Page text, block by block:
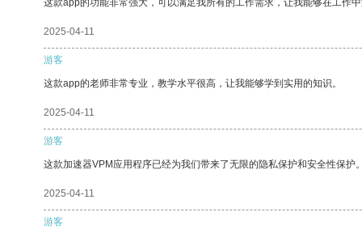
这款app的功能非常强大，可以满足我所有的工作需求，让我能够在工作中
2025-04-11
游客
这款app的老师非常专业，教学水平很高，让我能够学到实用的知识。
2025-04-11
游客
这款加速器VPM应用程序已经为我们带来了无限的隐私保护和安全性保护。
2025-04-11
游客